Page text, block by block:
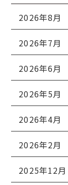
2026年8月
2026年7月
2026年6月
2026年5月
2026年4月
2026年2月
2025年12月